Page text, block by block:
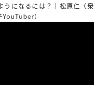
うになるには？｜松原仁（衆
）